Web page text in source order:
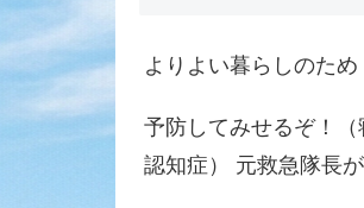
よりよい暮らしのため
予防してみせるぞ！（
認知症） 元救急隊長